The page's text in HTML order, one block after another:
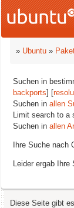
» Ubuntu »
Suchen in
backports] [
Suchen in allen
Limit search to a
Suchen in allen
Ihre Suche nach
Leider ergab Ihre
Diese Seite gibt